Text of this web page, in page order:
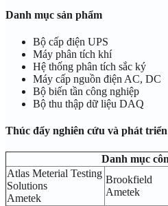
Danh mục sản phẩm
Bộ cấp điện UPS
Máy phân tích khí
Hệ thống phân tích sắc ký
Máy cấp nguồn điện AC, DC
Bộ biến tần công nghiệp
Bộ thu thập dữ liệu DAQ
Thúc đẩy nghiên cứu và phát
Danh mục
Atlas Meterial Testing
Solutions
Ametek
Brookfield
Ametek